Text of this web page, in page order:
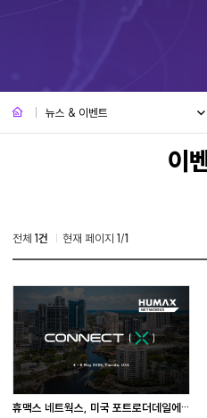
뉴스 & 이벤트
전체 1건 현재 페이지 1/1
휴맥스 네트웍스, 미국 포트로더데일에서 개최하는 Connect (X) 2026 참관